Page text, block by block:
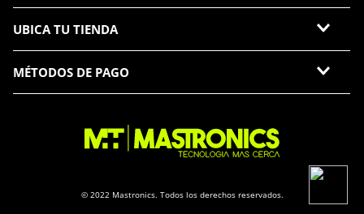
UBICA TU TIENDA
MÉTODOS DE PAGO
© 2022 Mastronics. Todos los derechos reservados.